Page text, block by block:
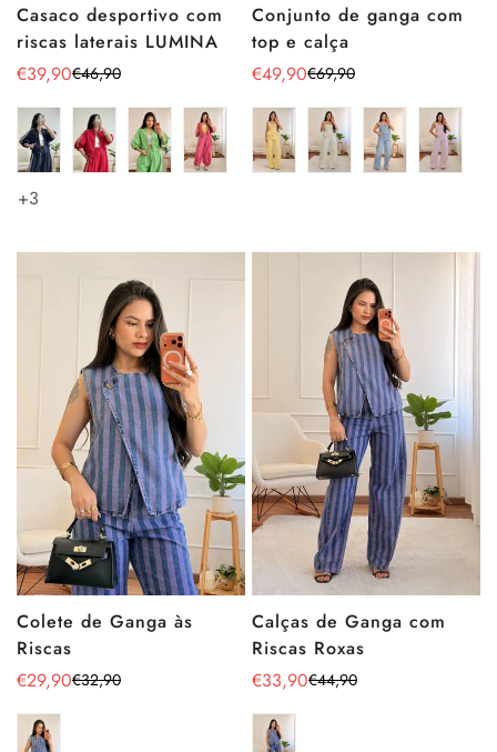
Casaco desportivo com
riscas laterais LUMINA
Preço
de
venda
€39,90
Preço
regular
€46,90
+3
Conjunto de ganga com
top e calça
Preço
de
venda
€49,90
Preço
regular
€69,90
Colete de Ganga às
Riscas
Preço
de
venda
€29,90
Preço
regular
€32,90
Calças de Ganga com
Riscas Roxas
Preço
de
venda
€33,90
Preço
regular
€44,90